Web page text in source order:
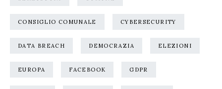
CONSIGLIO COMUNALE CYBERSECURITY
DATA BREACH DEMOCRAZIA ELEZIONI
EUROPA FACEBOOK GDPR